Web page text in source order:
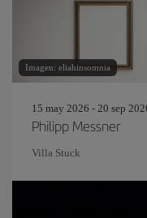
Imagen: eliahinsomnia
15 may 2026 - 20 sep
Philipp Messner
Villa Stuck